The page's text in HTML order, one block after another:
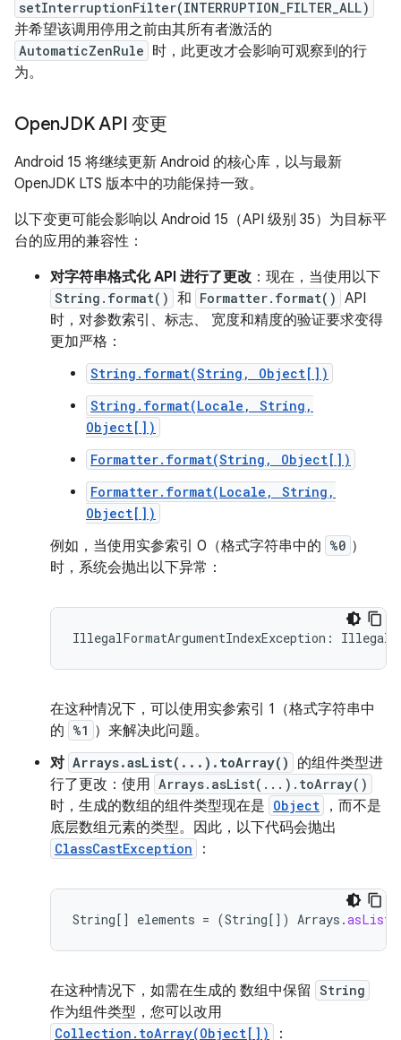
setInterruptionFilter(INTERRUPTION_FILTER_ALL)
并希望该调用停用之前由其所有者激活的
AutomaticZenRule 时，此更改才会影响可观察到的行
为。
OpenJDK API 变更
Android 15 将继续更新 Android 的核心库，以与最新
OpenJDK LTS 版本中的功能保持一致。
以下变更可能会影响以 Android 15（API 级别 35）为目标平
台的应用的兼容性：
对字符串格式化 API 进行了更改 ：现在，当使用以下
String.format() 和 Formatter.format() API
时，对参数索引、标志、 宽度和精度的验证要求变得
更加严格：
String.format(String, Object[])
String.format(Locale, String,
Object[])
Formatter.format(String, Object[])
Formatter.format(Locale, String,
Object[])
例如，当使用实参索引 0（格式字符串中的 %0 ）
时，系统会抛出以下异常：
在这种情况下，可以使用实参索引 1（格式字符串中
的 %1 ）来解决此问题。
对 Arrays.asList(...).toArray()
的组件类型进
行了更改：使用 Arrays.asList(...).toArray()
时，生成的数组的组件类型现在是 Object
，而不是
底层数组元素的类型。因此，以下代码会抛出
ClassCastException ：
String[] elements = (String[] ) Arrays .asList
在这种情况下，如需在生成的 数组中保留 String
作为组件类型，您可以改用
Collection.toArray(Object[]) ：